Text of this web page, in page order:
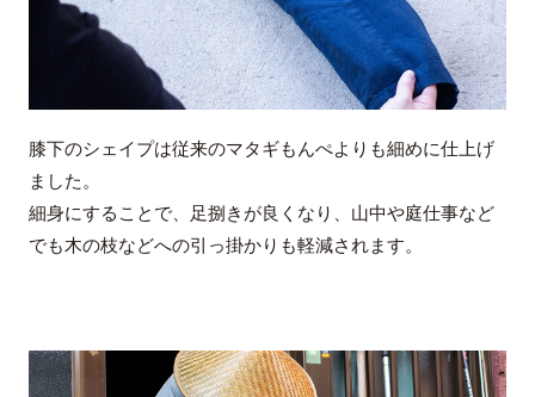
膝下のシェイプは従来のマタギもんぺよりも細めに仕上げ
ました。
細身にすることで、足捌きが良くなり、山中や庭仕事など
でも木の枝などへの引っ掛かりも軽減されます。